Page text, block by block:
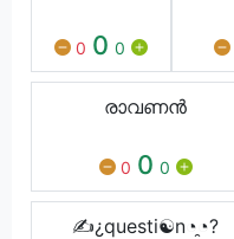
0 0 0
രാവണൻ
0 0 0
✍¿questi☯n◔̯◔?